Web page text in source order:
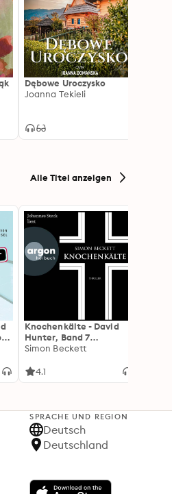
Dębowe Uroczysko
Joanna Tekieli
Alle Titel anzeigen
Knochenkälte - David
Hunter, Band 7
(Ungekürzte Lesung)
Simon Beckett
4.1
SPRACHE UND REGION
Deutsch
Deutschland